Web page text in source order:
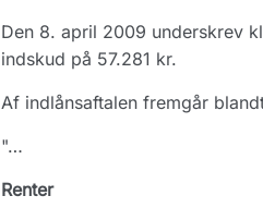
Den 8. april 2009 underskrev
indskud på 57.281 kr.
Af indlånsaftalen fremgår
"…
Renter